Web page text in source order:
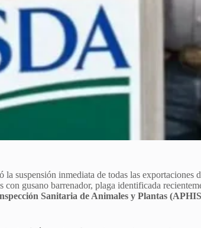
la suspensión inmediata de todas las exportaciones
gusano barrenador, plaga identificada
Sanitaria de Animales y Plantas (APHIS